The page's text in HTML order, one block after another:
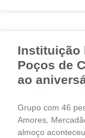
Instituição
Poços de
ao
Grupo com 46
Amores,
almoço